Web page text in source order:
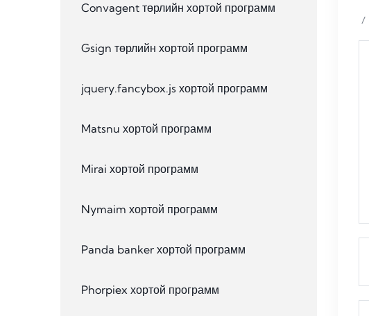
/
Convagent төрлийн хортой программ
Gsign төрлийн хортой программ
jquery.fancybox.js хортой программ
Matsnu хортой программ
Mirai хортой программ
Nymaim хортой программ
Panda banker хортой программ
Phorpiex хортой программ